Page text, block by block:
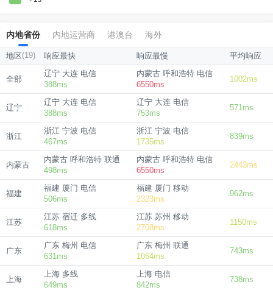
内地省份 内地运营商 港澳台 海外
地区(19) 响应最快 响应最慢 平均响应
全部
辽宁 大连 电信
388ms
内蒙古 呼和浩特 电信
6550ms
1002ms
辽宁
辽宁 大连 电信
388ms
辽宁 大连 电信
753ms
571ms
浙江
浙江 宁波 电信
467ms
浙江 宁波 电信
1735ms
839ms
内蒙古
内蒙古 呼和浩特 联通
498ms
内蒙古 呼和浩特 电信
6550ms
2443ms
福建
福建 厦门 电信
506ms
福建 厦门 移动
2323ms
962ms
江苏
江苏 宿迁 多线
618ms
江苏 苏州 移动
2708ms
1150ms
广东
广东 梅州 电信
631ms
广东 梅州 联通
1064ms
743ms
上海
上海 多线
649ms
上海 电信
842ms
738ms